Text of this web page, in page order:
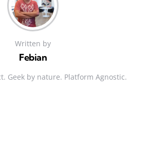
Written by
Febian
Geek by nature. Platform Agnostic.